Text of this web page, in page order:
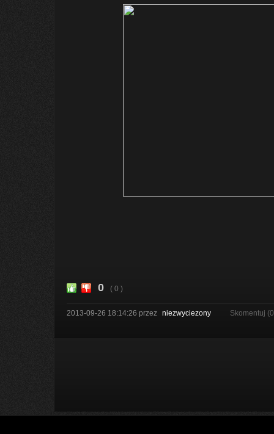
0 ( 0 )
2013-09-26 18:14:26 przez niezwyciezony Skomentuj